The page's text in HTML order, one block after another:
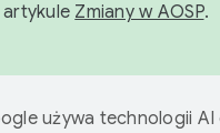
Zmiany w AOSP.
używa technologii AI